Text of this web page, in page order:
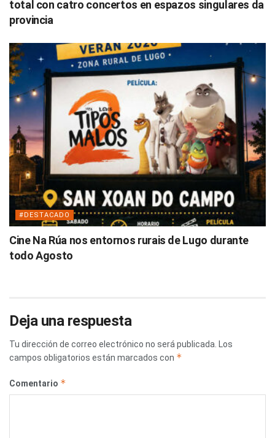
total con catro concertos en espazos singulares da
provincia
#DESTACADO
Cine Na Rúa nos entornos rurais de Lugo durante
todo Agosto
Deja una respuesta
Tu dirección de correo electrónico no será publicada.
Los
campos obligatorios están marcados con *
Comentario *